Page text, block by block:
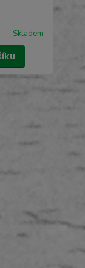
Skladem